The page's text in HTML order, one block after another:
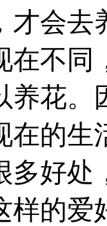
才会去
在不同
养花。
在的生
多好
样的